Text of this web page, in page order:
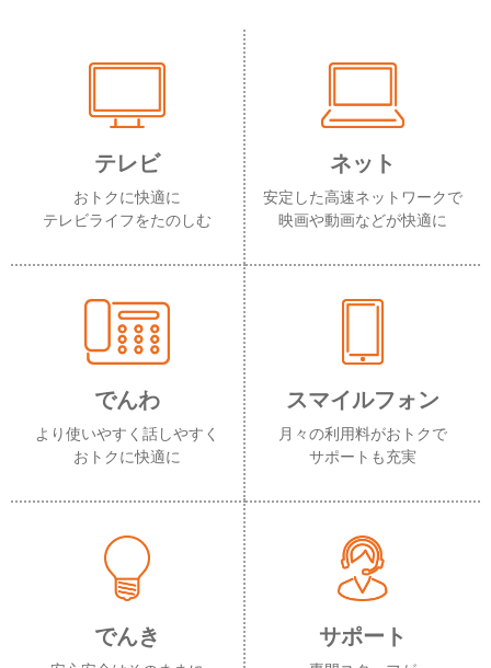
テレビ
おトクに快適に
テレビライフをたのしむ
ネット
安定した高速ネットワークで
映画や動画などが快適に
でんわ
より使いやすく話しやすく
おトクに快適に
スマイルフォン
月々の利用料がおトクで
サポートも充実
でんき サポート